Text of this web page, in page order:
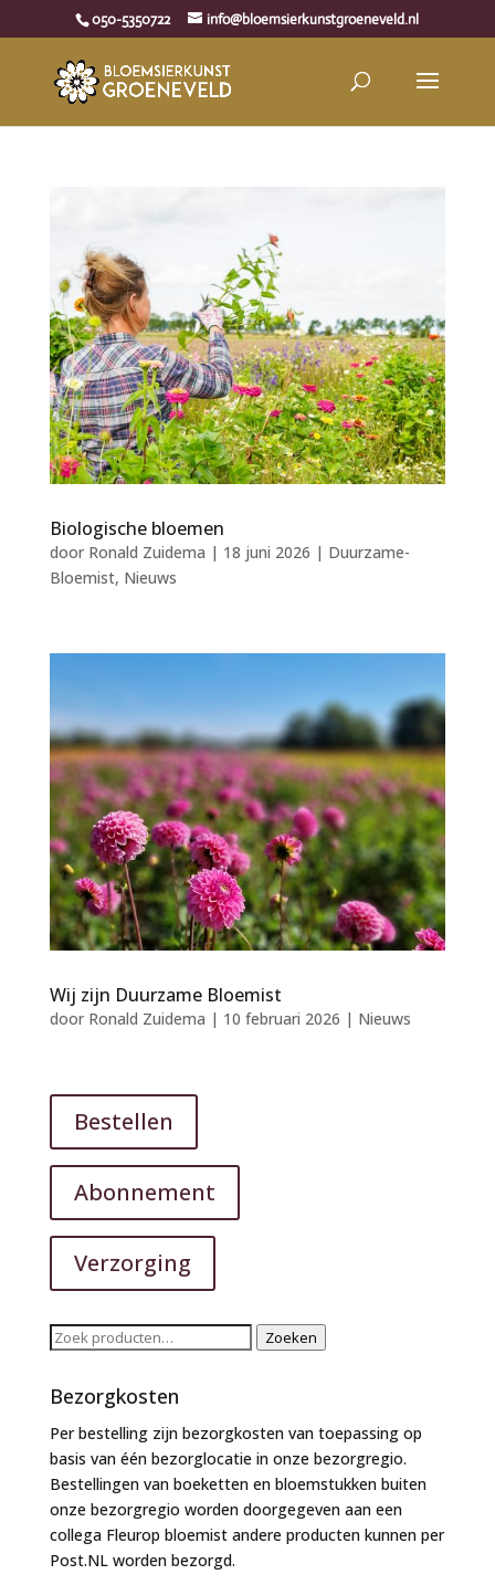
050-5350722 info@bloemsierkunstgroeneveld.nl
Biologische bloemen
door Ronald Zuidema | 18 juni 2026 | Duurzame-
Bloemist, Nieuws
Wij zijn Duurzame Bloemist
door Ronald Zuidema | 10 februari 2026 | Nieuws
Bestellen
Abonnement
Verzorging
Zoeken
Zoeken
Bezorgkosten
Per bestelling zijn bezorgkosten van toepassing op
basis van één bezorglocatie in onze bezorgregio.
Bestellingen van boeketten en bloemstukken buiten
onze bezorgregio worden doorgegeven aan een
collega Fleurop bloemist andere producten kunnen per
Post.NL worden bezorgd.